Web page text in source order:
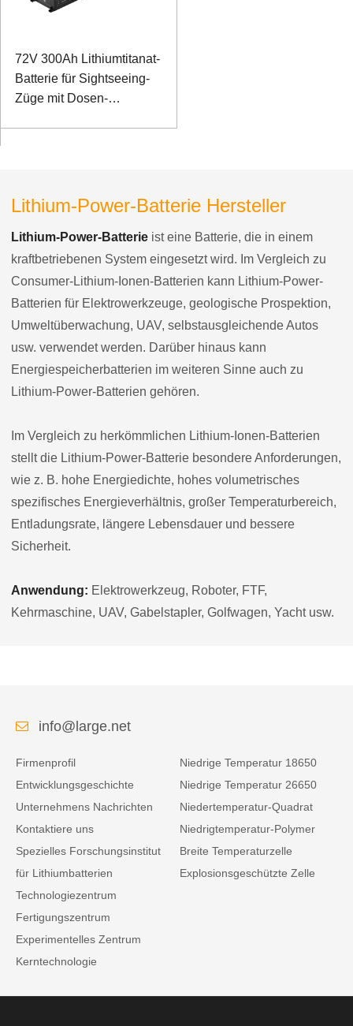
72V 300Ah Lithiumtitanat-
Batterie für Sightseeing-
Züge mit Dosen-
Lithium-Power-Batterie Hersteller
Lithium-Power-Batterie ist eine Batterie, die in einem
kraftbetriebenen System eingesetzt wird. Im Vergleich zu
Consumer-Lithium-Ionen-Batterien kann Lithium-Power-
Batterien für Elektrowerkzeuge, geologische Prospektion,
Umweltüberwachung, UAV, selbstausgleichende Autos
usw. verwendet werden. Darüber hinaus kann
Energiespeicherbatterien im weiteren Sinne auch zu
Lithium-Power-Batterien gehören.
Im Vergleich zu herkömmlichen Lithium-Ionen-Batterien
stellt die Lithium-Power-Batterie besondere Anforderungen,
wie z. B. hohe Energiedichte, hohes volumetrisches
spezifisches Energieverhältnis, großer Temperaturbereich,
Entladungsrate, längere Lebensdauer und bessere
Sicherheit.
Anwendung: Elektrowerkzeug, Roboter, FTF,
Kehrmaschine, UAV, Gabelstapler, Golfwagen, Yacht usw.
info@large.net
Firmenprofil
Entwicklungsgeschichte
Unternehmens Nachrichten
Kontaktiere uns
Spezielles Forschungsinstitut
für Lithiumbatterien
Technologiezentrum
Fertigungszentrum
Experimentelles Zentrum
Kerntechnologie
Niedrige Temperatur 18650
Niedrige Temperatur 26650
Niedertemperatur-Quadrat
Niedrigtemperatur-Polymer
Breite Temperaturzelle
Explosionsgeschützte Zelle